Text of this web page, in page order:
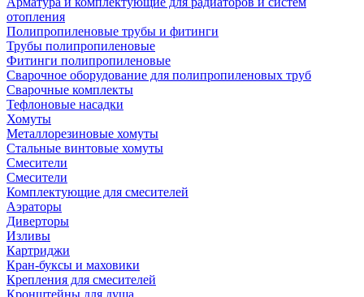
отопления
Полипропиленовые трубы и фитинги
Трубы полипропиленовые
Фитинги полипропиленовые
Сварочное оборудование для полипропиленовых труб
Сварочные комплекты
Тефлоновые насадки
Хомуты
Металлорезиновые хомуты
Стальные винтовые хомуты
Смесители
Смесители
Комплектующие для смесителей
Аэраторы
Диверторы
Изливы
Картриджи
Кран-буксы и маховики
Крепления для смесителей
Кронштейны для душа